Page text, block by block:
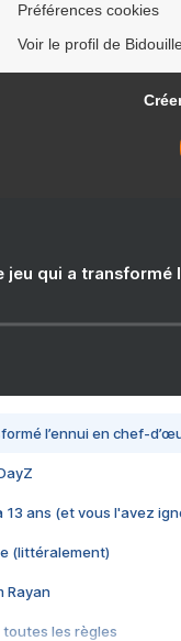
Préférences cookies
Voir le profil de
jeu qui a transformé
l’ennui en chef-
13 ans (et vous l'avez
(littéralement)
Rayan
toutes les règles